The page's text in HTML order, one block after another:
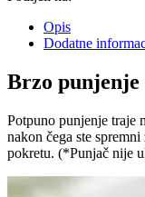
Opis
Dodatne
Brzo punjenje
Potpuno punjenje traje
nakon čega ste
pokretu. (*Punjač nije